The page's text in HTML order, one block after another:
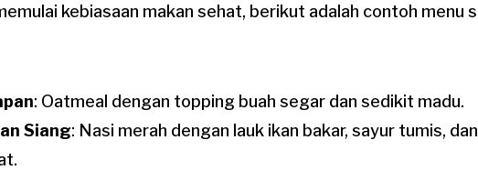
kebiasaan makan sehat, berikut adalah contoh menu
: Oatmeal dengan topping buah segar dan sedikit madu.
Siang: Nasi merah dengan lauk ikan bakar, sayur tumis,